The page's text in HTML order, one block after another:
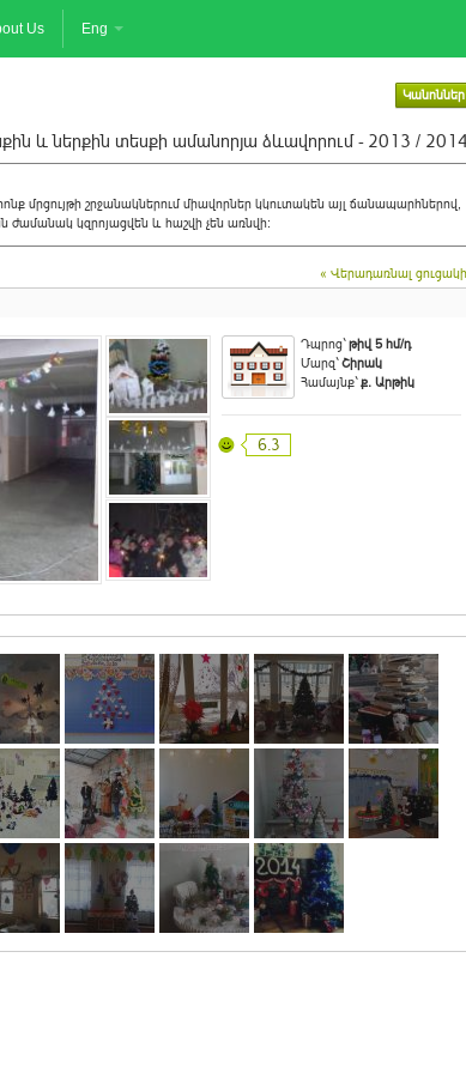
Us Eng
Կանոններ
և ներքին տեսքի ամանորյա ձևավորում - 2013 / 2014
մրցույթի շրջանակներում միավորներ կկուտակեն այլ ճանապարհներով,
ժամանակ կզրոյացվեն և հաշվի չեն առնվի:
« Վերադառնալ
Դպրոց`թիվ 5 հմ/դ
Մարզ`Շիրակ
Համայնք`ք. Արթիկ
6.3